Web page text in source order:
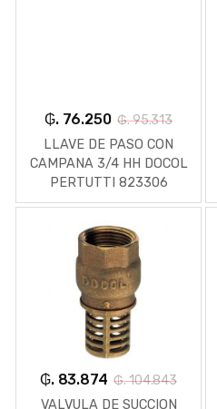
₲. 76.250 ₲. 95.313
LLAVE DE PASO CON
CAMPANA 3/4 HH DOCOL
PERTUTTI 823306
₲. 83.874 ₲. 104.843
VALVULA DE SUCCION